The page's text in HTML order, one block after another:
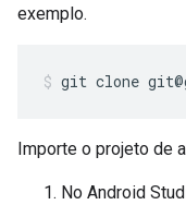
exemplo.
git clone
Importe o projeto de
No Android